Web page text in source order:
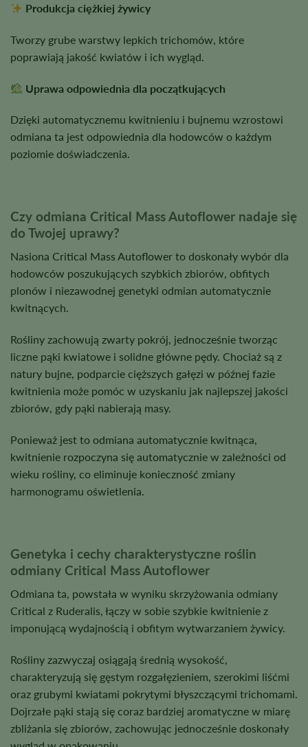
Produkcja ciężkiej żywicy
Tworzy grube warstwy lepkich trichomów, które
poprawiają jakość kwiatów i ich wygląd.
Uprawa odpowiednia dla początkujących
Dzięki automatycznemu kwitnieniu i bujnemu wzrostowi
odmiana ta jest odpowiednia dla hodowców o każdym
poziomie doświadczenia.
Czy odmiana Critical Mass Autoflower nadaje się
do Twojej uprawy?
Nasiona Critical Mass Autoflower to doskonały wybór dla
hodowców poszukujących szybkich zbiorów, obfitych
plonów i niezawodnej genetyki odmian automatycznie
kwitnących.
Rośliny zachowują zwarty pokrój, jednocześnie tworząc
liczne pąki kwiatowe i solidne główne pędy. Chociaż są z
natury bujne, podparcie cięższych gałęzi w późnej fazie
kwitnienia może pomóc w uzyskaniu jak najlepszej jakości
zbiorów, gdy pąki nabierają masy.
Ponieważ jest to odmiana automatycznie kwitnąca,
kwitnienie rozpoczyna się automatycznie w zależności od
wieku rośliny, co eliminuje konieczność zmiany
harmonogramu oświetlenia.
Genetyka i cechy charakterystyczne roślin
odmiany Critical Mass Autoflower
Odmiana ta, powstała w wyniku skrzyżowania odmiany
Critical z Ruderalis, łączy w sobie szybkie kwitnienie z
imponującą wydajnością i obfitym wytwarzaniem żywicy.
Rośliny zazwyczaj osiągają średnią wysokość,
charakteryzują się gęstym rozgałęzieniem, szerokimi liśćmi
oraz grubymi kwiatami pokrytymi błyszczącymi trichomami.
Dojrzałe pąki stają się coraz bardziej aromatyczne w miarę
zbliżania się zbiorów, zachowując jednocześnie doskonały